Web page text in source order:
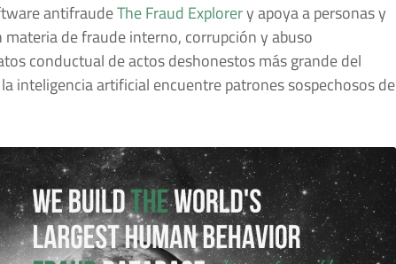
antifraudeThe Fraud Explorery apoya a personas y
de fraude interno, corrupción y abuso
conductual de actos deshonestos más grande del
inteligencia artificial encuentre patrones sospechosos de